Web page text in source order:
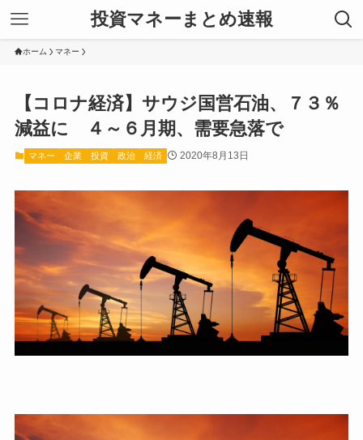
投資マネーまとめ速報
ホーム マネー
【コロナ経済】サウジ国営石油、７３％
減益に ４～６月期、需要急落で
マネー 企業 投資 政治 経済 2020年8月13日